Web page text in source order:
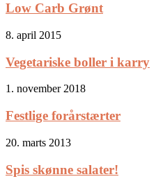
Low Carb Grønt
8. april 2015
Vegetariske boller i karry
1. november 2018
Festlige forårstærter
20. marts 2013
Spis skønne salater!